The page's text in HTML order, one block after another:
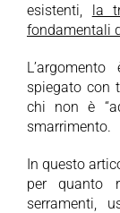
esistenti, la
fondamentali
spiegato con
chi non è
smarrimento.
In questo
per quanto
serramenti,